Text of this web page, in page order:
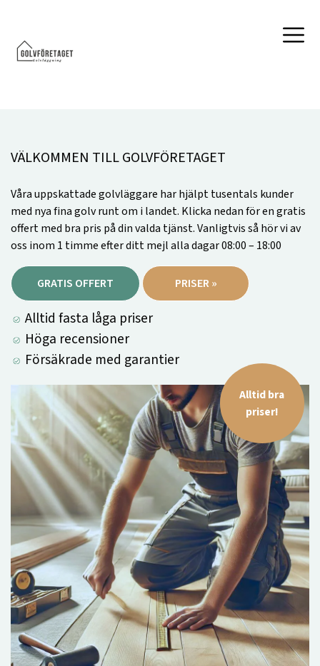
VÄLKOMMEN TILL GOLVFÖRETAGET
Våra uppskattade golvläggare har hjälpt tusentals kunder
med nya fina golv runt om i landet. Klicka nedan för en gratis
offert med bra pris på din valda tjänst. Vanligtvis så hör vi av
oss inom 1 timme efter ditt mejl alla dagar 08:00 – 18:00
GRATIS OFFERT PRISER »
Alltid fasta låga priser
Höga recensioner
Försäkrade med garantier
Alltid bra
priser!